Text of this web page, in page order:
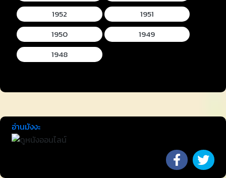
1952
1951
1950
1949
1948
อ่านมังงะ